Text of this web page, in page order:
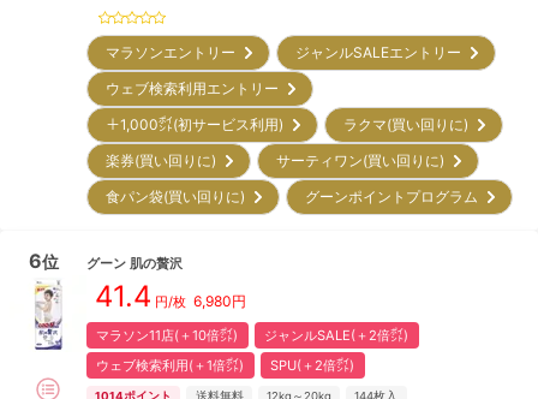
マラソンエントリー
ジャンルSALEエントリー
ウェブ検索利用エントリー
＋1,000㌽(初サービス利用)
ラクマ(買い回りに)
楽券(買い回りに)
サーティワン(買い回りに)
食パン袋(買い回りに)
グーンポイントプログラム
6位 グーン 肌の贅沢
41.4 円/枚 6,980円
マラソン11店(＋10倍㌽)
ジャンルSALE(＋2倍㌽)
ウェブ検索利用(＋1倍㌽)
SPU(＋2倍㌽)